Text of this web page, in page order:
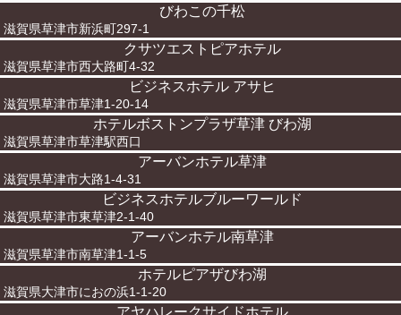
びわこの千松
滋賀県草津市新浜町297-1
クサツエストピアホテル
滋賀県草津市西大路町4-32
ビジネスホテル アサヒ
滋賀県草津市草津1-20-14
ホテルボストンプラザ草津 びわ湖
滋賀県草津市草津駅西口
アーバンホテル草津
滋賀県草津市大路1-4-31
ビジネスホテルブルーワールド
滋賀県草津市東草津2-1-40
アーバンホテル南草津
滋賀県草津市南草津1-1-5
ホテルピアザびわ湖
滋賀県大津市におの浜1-1-20